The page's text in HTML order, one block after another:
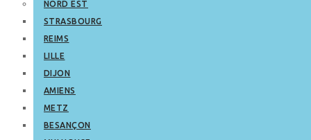
NORD EST
STRASBOURG
REIMS
LILLE
DIJON
AMIENS
METZ
BESANÇON